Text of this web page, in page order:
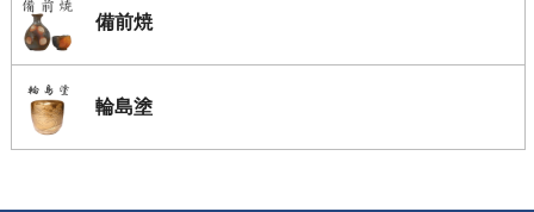
備前焼
輪島塗